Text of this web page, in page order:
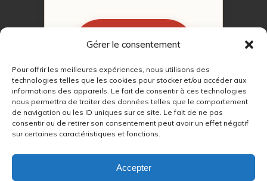
Gérer le consentement
Pour offrir les meilleures expériences, nous utilisons des
technologies telles que les cookies pour stocker et/ou accéder aux
informations des appareils. Le fait de consentir à ces technologies
nous permettra de traiter des données telles que le comportement
de navigation ou les ID uniques sur ce site. Le fait de ne pas
consentir ou de retirer son consentement peut avoir un effet négatif
sur certaines caractéristiques et fonctions.
Accepter
RENDEZ-VOUS
© 2022 – 2026Autour du Feu 77
RGPD